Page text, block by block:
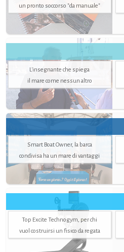
un pronto soccorso "da manuale"
L'insegnante che spiega
il mare come nessun altro
Smart Boat Owner, la barca
condivisa ha un mare di vantaggi
Top Excite Technogym, per chi
vuol costruirsi un fisico da regata